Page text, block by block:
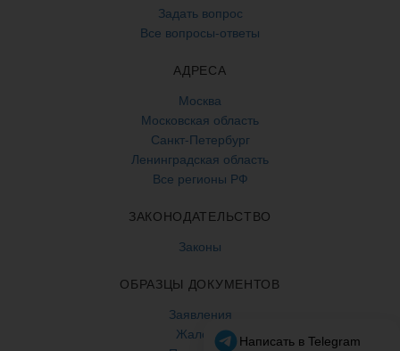
Задать вопрос
Все вопросы-ответы
АДРЕСА
Москва
Московская область
Санкт-Петербург
Ленинградская область
Все регионы РФ
ЗАКОНОДАТЕЛЬСТВО
Законы
ОБРАЗЦЫ ДОКУМЕНТОВ
Заявления
Жалобы